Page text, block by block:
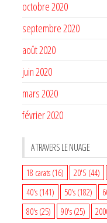
octobre 2020
septembre 2020
août 2020
juin 2020
mars 2020
février 2020
A TRAVERS LE NUAGE
18 carats(16) 20'S (44)
40's(141) 50's(182)
80's(25) 90's(25)